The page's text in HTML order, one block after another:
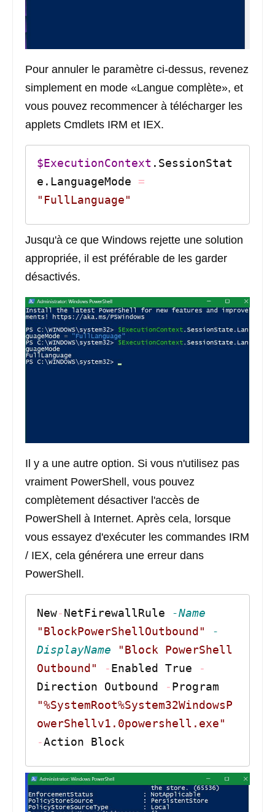
Pour annuler le paramètre ci-dessus, revenez
simplement en mode «Langue complète», et
vous pouvez recommencer à télécharger les
applets Cmdlets IRM et IEX.
$ExecutionContext .SessionStat
e.LanguageMode =
"FullLanguage"
Jusqu'à ce que Windows rejette une solution
appropriée, il est préférable de les garder
désactivés.
Il y a une autre option. Si vous n'utilisez pas
vraiment PowerShell, vous pouvez
complètement désactiver l'accès de
PowerShell à Internet. Après cela, lorsque
vous essayez d'exécuter les commandes IRM
/ IEX, cela générera une erreur dans
PowerShell.
New-NetFirewallRule -Name
"BlockPowerShellOutbound"
-
DisplayName
"Block PowerShell
Outbound"
-Enabled True
-
Direction Outbound
-
"%SystemRoot%System32WindowsP
owerShellv1.0powershell.exe"
-Action Block